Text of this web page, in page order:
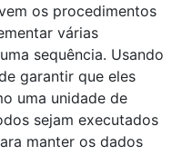
os procedimentos
várias
sequência. Usando
garantir que eles
uma unidade de
sejam executados
manter os dados